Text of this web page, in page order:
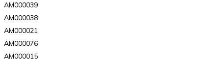
AM000039
AM000038
AM000021
AM000076
AM000015